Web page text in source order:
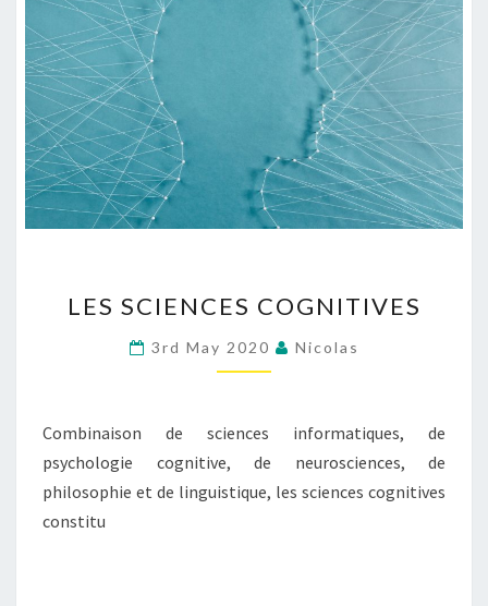
SCIENCES
LES SCIENCES COGNITIVES
3rd May 2020 Nicolas
Combinaison de sciences informatiques, de
psychologie cognitive, de neurosciences, de
philosophie et de linguistique, les sciences cognitives
constitu